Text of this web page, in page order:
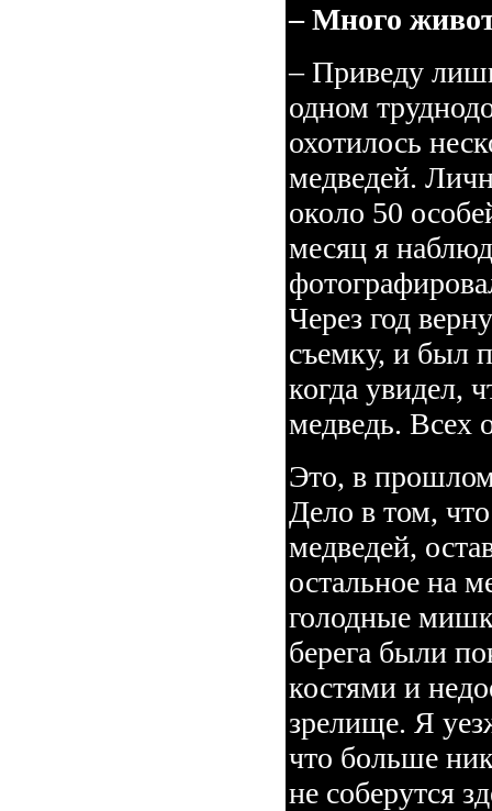
– Много
– Приведу
одном
охотилось
медведей.
около 50
месяц я
Через год
съемку, и был
когда увидел,
медведь. Всех
Это, в
Дело в том,
медведей,
остальное на
голодные
берега были
костями и
зрелище. Я
что больше
не соберутся